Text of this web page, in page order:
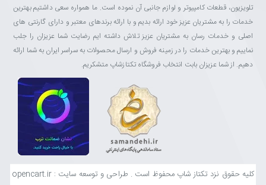
تلویزیون، قطعات کامپیوتر و لوازم جانبی آن نموده است. ما همواره سعی داشتیم بهترین
خدمات را به مشتریان عزیز خود ارائه بدیم و با ارائه برندهای معتبر و دارای گارنتی های
اصلی و خدمات رسان به مشتریان عزیز تلاش داشته ایم رضایت شما عزیزان را جلب
نماییم و بهترین خدمات را در زمینه فروش و ارسال محصولات به سراسر ایران به شما ارائه
دهیم. از شما عزیزان بابت انتخاب فروشگاه تکتازشاپ متشکریم.
کلیه حقوق نزد تکتاز شاپ محفوظ است . طراحی و توسعه سایت : opencart.ir